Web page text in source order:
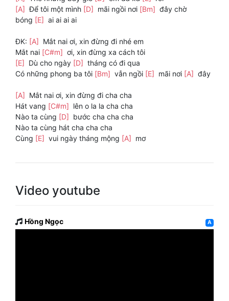
[A] Để tôi một mình [D] mãi ngồi nơi [Bm] đây chờ
bóng [E] ai ai ai ai
ĐK: [A] Mắt nai ơi, xin đừng đi nhé em
Mắt nai [C#m] ơi, xin đừng xa cách tôi
[E] Dù cho ngày [D] tháng có đi qua
Có những phong ba tôi [Bm] vẫn ngồi [E] mãi nơi [A] đây
[A] Mắt nai ơi, xin đừng đi cha cha
Hát vang [C#m] lên o la la cha cha
Nào ta cùng [D] bước cha cha cha
Nào ta cùng hát cha cha cha
Cùng [E] vui ngày tháng mộng [A] mơ
Video youtube
Hồng Ngọc A